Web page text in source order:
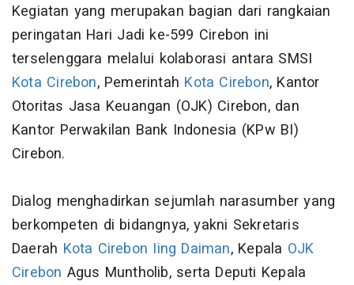
Kegiatan yang merupakan bagian dari rangkaian
peringatan Hari Jadi ke-599 Cirebon ini
terselenggara melalui kolaborasi antara SMSI
Kota Cirebon, Pemerintah Kota Cirebon, Kantor
Otoritas Jasa Keuangan (OJK) Cirebon, dan
Kantor Perwakilan Bank Indonesia (KPw BI)
Cirebon.
Dialog menghadirkan sejumlah narasumber yang
berkompeten di bidangnya, yakni Sekretaris
Daerah Kota Cirebon Iing Daiman, Kepala OJK
Cirebon Agus Muntholib, serta Deputi Kepala